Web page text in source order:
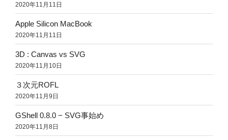
2020年11月11日
Apple Silicon MacBook
2020年11月11日
3D : Canvas vs SVG
2020年11月10日
３次元ROFL
2020年11月9日
GShell 0.8.0 − SVG事始め
2020年11月8日